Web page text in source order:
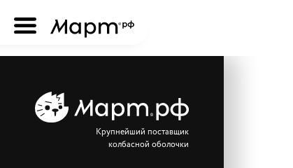
Крупнейший поставщик
колбасной оболочки